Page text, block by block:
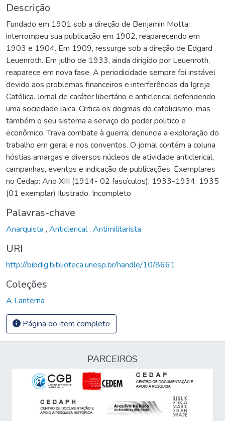
Descrição
Fundado em 1901 sob a direção de Benjamin Motta;
interrompeu sua publicação em 1902, reaparecendo em
1903 e 1904. Em 1909, ressurge sob a direção de Edgard
Leuenroth. Em julho de 1933, ainda dirigido por Leuenroth,
reaparece em nova fase. A periodicidade sempre foi instável
devido aos problemas financeiros e interferências da Igreja
Católica. Jornal de caráter libertário e anticlerical defendendo
uma sociedade laica. Critica os dogmas do catolicismo, mas
também o seu sistema a serviço do poder politico e
econômico. Trava combate à guerra; denuncia a exploração do
trabalho em geral e nos conventos. O jornal contém a coluna
hóstias amargas e diversos núcleos de atividade anticlerical,
campanhas, eventos e indicação de publicações. Exemplares
no Cedap: Ano XIII (1914- 02 fascículos); 1933-1934; 1935
(01 exemplar) Ilustrado. Incompleto
Palavras-chave
Anarquista , Anticlerical, Antimilitarista
URI
http://bibdig.biblioteca.unesp.br/handle/10/8661
Coleções
A Lanterna
Página do item completo
PARCEIROS